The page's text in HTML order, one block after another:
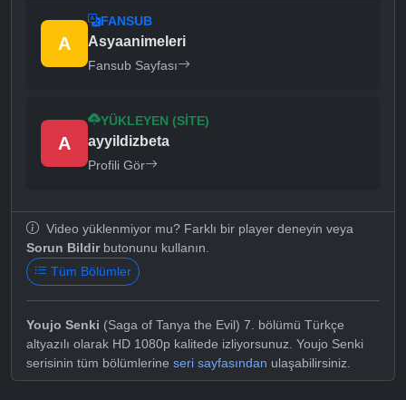
A
FANSUB
Asyaanimeleri
Fansub Sayfası
A
YÜKLEYEN (SITE)
ayyildizbeta
Profili Gör
Video yüklenmiyor mu? Farklı bir player deneyin veya
Sorun Bildirbutonunu kullanın.
Tüm Bölümler
Youjo Senki (Saga of Tanya the Evil) 7. bölümü Türkçe
altyazılı olarak HD 1080p kalitede izliyorsunuz. Youjo Senki
serisinin tüm bölümlerine seri sayfasından ulaşabilirsiniz.